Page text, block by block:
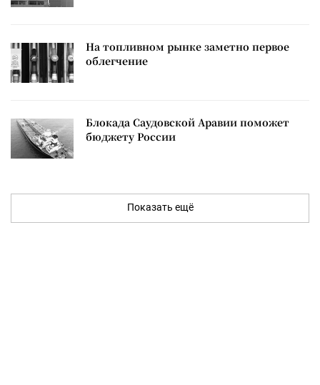
На топливном рынке заметно первое
облегчение
Блокада Саудовской Аравии поможет
бюджету России
Показать ещё